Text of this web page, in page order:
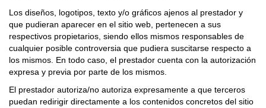
Los diseños, logotipos, texto y/o gráficos ajenos al prestador y
que pudieran aparecer en el sitio web, pertenecen a sus
respectivos propietarios, siendo ellos mismos responsables de
cualquier posible controversia que pudiera suscitarse respecto a
los mismos. En todo caso, el prestador cuenta con la autorización
expresa y previa por parte de los mismos.
El prestador autoriza/no autoriza expresamente a que terceros
puedan redirigir directamente a los contenidos concretos del sitio